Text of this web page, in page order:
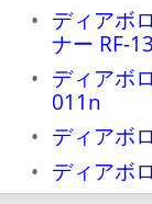
ディアボ
ナー RF-
ディアボ
011n
ディアボ
ディアボ